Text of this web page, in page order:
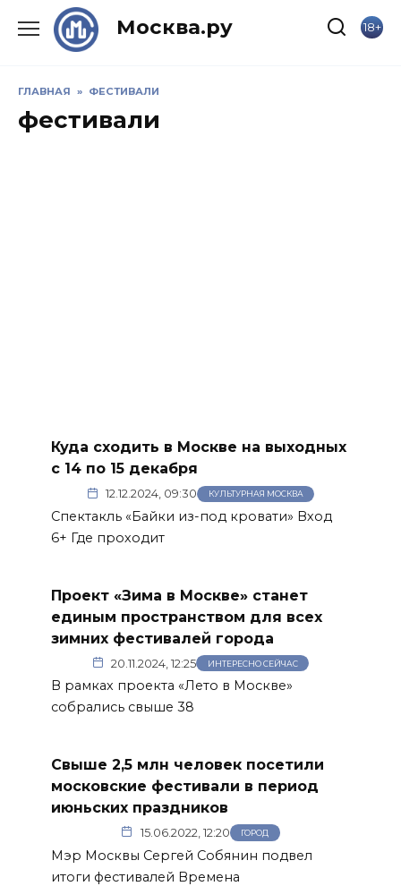
Москва.ру 18+
ГЛАВНАЯ » ФЕСТИВАЛИ
фестивали
Куда сходить в Москве на выходных
с 14 по 15 декабря
12.12.2024, 09:30 КУЛЬТУРНАЯ МОСКВА
Спектакль «Байки из-под кровати» Вход
6+ Где проходит
Проект «Зима в Москве» станет
единым пространством для всех
зимних фестивалей города
20.11.2024, 12:25 ИНТЕРЕСНО СЕЙЧАС
В рамках проекта «Лето в Москве»
собрались свыше 38
Свыше 2,5 млн человек посетили
московские фестивали в период
июньских праздников
15.06.2022, 12:20 ГОРОД
Мэр Москвы Сергей Собянин подвел
итоги фестивалей Времена